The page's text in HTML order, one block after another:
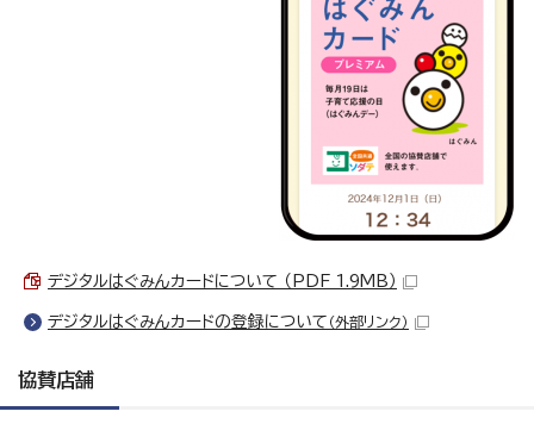
デジタルはぐみんカードについて （PDF 1.9MB）
デジタルはぐみんカードの登録について （外部リンク）
協賛店舗